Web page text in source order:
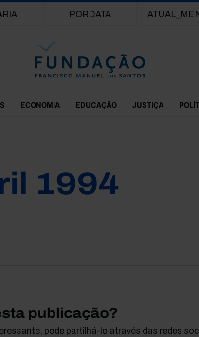
PORDATA
ECONOMIA EDUCAÇÃO JUSTIÇA
1994
publicação?
pode partilhá-lo através das redes